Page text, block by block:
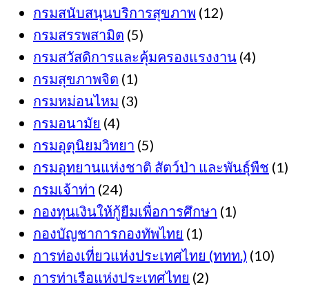
กรมสนับสนุนบริการสุขภาพ (12)
กรมสรรพสามิต (5)
กรมสวัสดิการและคุ้มครองแรงงาน (4)
กรมสุขภาพจิต (1)
กรมหม่อนไหม (3)
กรมอนามัย (4)
กรมอุตุนิยมวิทยา (5)
กรมอุทยานแห่งชาติ สัตว์ป่า และพันธุ์พืช (1)
กรมเจ้าท่า (24)
กองทุนเงินให้กู้ยืมเพื่อการศึกษา (1)
กองบัญชาการกองทัพไทย (1)
การท่องเที่ยวแห่งประเทศไทย (ททท.) (10)
การท่าเรือแห่งประเทศไทย (2)